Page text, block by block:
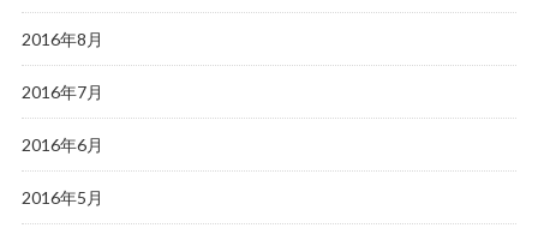
2016年8月
2016年7月
2016年6月
2016年5月